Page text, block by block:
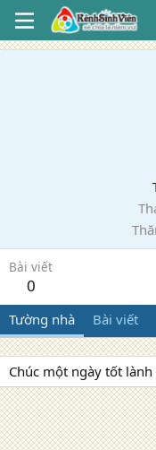
Bài viết
0
Tường nhà Bài viết
Chúc một ngày tốt